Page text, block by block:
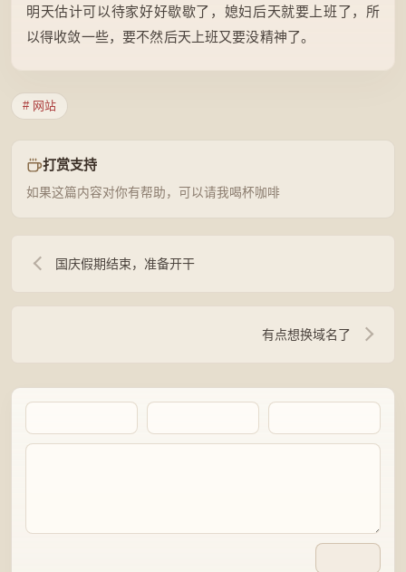
明天估计可以待家好好歇歇了，媳妇后天就要上班了，所
以得收敛一些，要不然后天上班又要没精神了。
# 网站
打赏支持
如果这篇内容对你有帮助，可以请我喝杯咖啡
国庆假期结束，准备开干
有点想换域名了